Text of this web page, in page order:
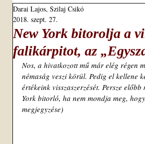
New York bitorolja a
falikárpitot, az
Darai Lajos, Szilaj Csikó
2018. szept. 27.
Nos, a hivatkozott mű már elég régen
némaság veszi körül. Pedig el kellene
értékeink visszaszerzését. Persze
York bitorló, ha nem mondja meg,
megjegyzése)